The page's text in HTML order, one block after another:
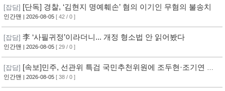
[잡담] [단독] 경찰, ‘김현지 명예훼손’ 혐의 이기인 무혐의 불송치
인간맨 | 2026-08-05 [ 42 / 0 ]
[잡담] 李 ‘사필귀정’이라더니... 개정 형소법 안 읽어봤다
인간맨 | 2026-08-05 [ 29 / 0 ]
[잡담] [속보]민주, 선관위 특검 국민추천위원에 조두현·조기연 변
호사, 하상응 교수 추천
인간맨 | 2026-08-05 [ 38 / 0 ]